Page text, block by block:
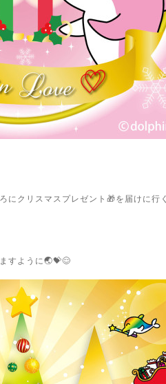
にクリスマスプレゼント🎁を届けに行
すように🌏💝😌